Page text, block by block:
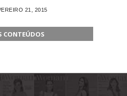
21, 2015
CONTEÚDOS